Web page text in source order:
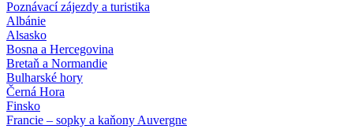
Poznávací zájezdy a turistika
Albánie
Alsasko
Bosna a Hercegovina
Bretaň a Normandie
Bulharské hory
Černá Hora
Finsko
Francie – sopky a kaňony Auvergne